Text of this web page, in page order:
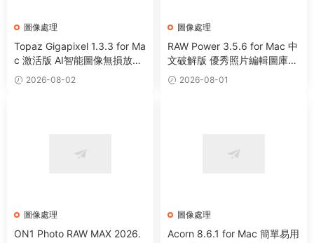
圖像處理
Topaz Gigapixel 1.3.3 for Ma
c 激活版 AI智能圖像無損放大
工具2026-08-02
圖像處理
RAW Power 3.5.6 for Mac 中
文破解版 優秀照片編輯圖庫管
理工具
2026-08-01
圖像處理
ON1 Photo RAW MAX 2026.
圖像處理
Acorn 8.6.1 for Mac 簡單易用